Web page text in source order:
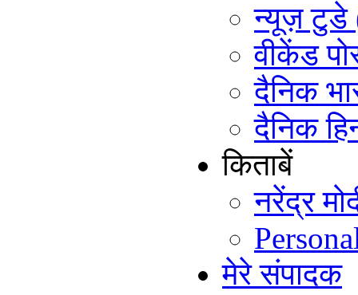
न्यूज़ टुडे
वीकेंड
दैनिक
दैनिक
किताबें
नरेंद्र
मेरे संपादक